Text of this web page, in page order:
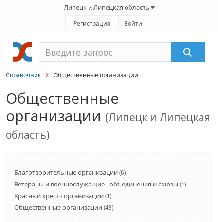
Липецк и Липецкая область
Регистрация Войти
Справочник Общественные организации
Общественные
организации (Липецк и Липецкая
область)
Благотворительные организации (6)
Ветераны и военнослужащие - объединения и союзы (4)
Красный крест - организации (1)
Общественные организации (48)